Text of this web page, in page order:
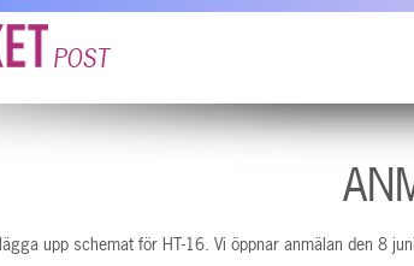
POST
upp schemat för HT-16. Vi öppnar anmälan den 8